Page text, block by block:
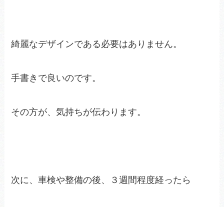
綺麗なデザインである必要はありません。
手書きで良いのです。
その方が、気持ちが伝わります。
次に、車検や整備の後、３週間程度経ったら